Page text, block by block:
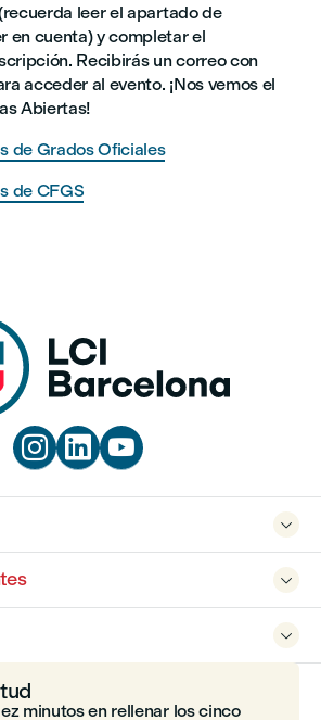
leer el apartado de
en cuenta) y completar el
Recibirás un correo con
acceder al evento. ¡Nos vemos el
Abiertas!
de Grados Oficiales
de CFGS
  



minutos en rellenar los cinco